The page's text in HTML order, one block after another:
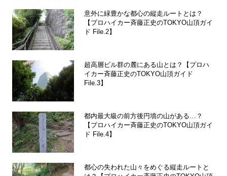
意外に緑豊かな都心の縦走ルートとは？
【プロハイカー斉藤正史のTOKYO山頂ガイ
ド File.2】
超高層ビル群の麓にある山とは？【プロハ
イカー斉藤正史のTOKYO山頂ガイド
File.3】
都内最大級の前方後円墳の山がある…？
【プロハイカー斉藤正史のTOKYO山頂ガイ
ド File.4】
都心の失われた山々をめぐる縦走ルートと